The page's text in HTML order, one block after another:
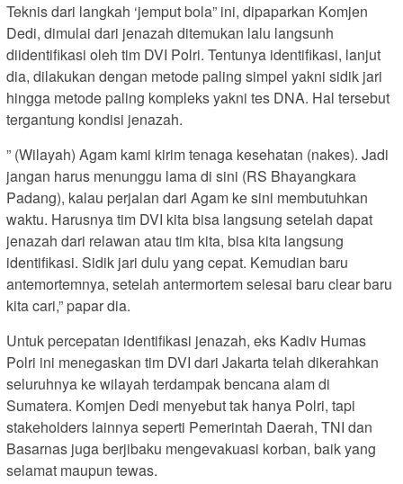
Teknis dari langkah ‘jemput bola” ini, dipaparkan Komjen
Dedi, dimulai dari jenazah ditemukan lalu langsunh
diidentifikasi oleh tim DVI Polri. Tentunya identifikasi, lanjut
dia, dilakukan dengan metode paling simpel yakni sidik jari
hingga metode paling kompleks yakni tes DNA. Hal tersebut
tergantung kondisi jenazah.
” (Wilayah) Agam kami kirim tenaga kesehatan (nakes). Jadi
jangan harus menunggu lama di sini (RS Bhayangkara
Padang), kalau perjalan dari Agam ke sini membutuhkan
waktu. Harusnya tim DVI kita bisa langsung setelah dapat
jenazah dari relawan atau tim kita, bisa kita langsung
identifikasi. Sidik jari dulu yang cepat. Kemudian baru
antemortemnya, setelah antermortem selesai baru clear baru
kita cari,” papar dia.
Untuk percepatan identifikasi jenazah, eks Kadiv Humas
Polri ini menegaskan tim DVI dari Jakarta telah dikerahkan
seluruhnya ke wilayah terdampak bencana alam di
Sumatera. Komjen Dedi menyebut tak hanya Polri, tapi
stakeholders lainnya seperti Pemerintah Daerah, TNI dan
Basarnas juga berjibaku mengevakuasi korban, baik yang
selamat maupun tewas.